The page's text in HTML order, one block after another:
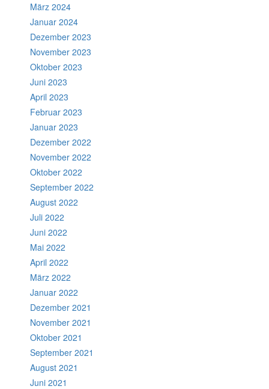
März 2024
Januar 2024
Dezember 2023
November 2023
Oktober 2023
Juni 2023
April 2023
Februar 2023
Januar 2023
Dezember 2022
November 2022
Oktober 2022
September 2022
August 2022
Juli 2022
Juni 2022
Mai 2022
April 2022
März 2022
Januar 2022
Dezember 2021
November 2021
Oktober 2021
September 2021
August 2021
Juni 2021